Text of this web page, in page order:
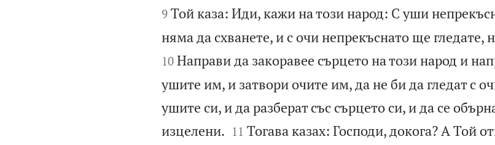
9 Той каза: Иди, кажи на този народ: С уши
няма да схванете, и с очи непрекъснато ще гледате,
10 Направи да закоравее сърцето на този народ и
ушите им, и затвори очите им, да не би да гледат с
ушите си, и да разберат със сърцето си, и да се
изцелени.
11 Тогава казах: Господи, докога? А Той